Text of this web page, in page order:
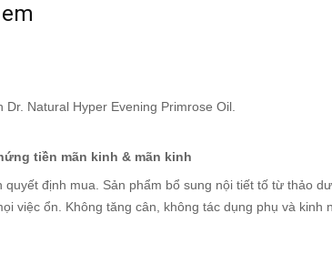
Dr. Natural Hyper Evening Primrose Oil.
tiền mãn kinh & mãn kinh
định mua. Sản phẩm bổ sung nội tiết tố từ thảo
việc ổn. Không tăng cân, không tác dụng phụ và kinh